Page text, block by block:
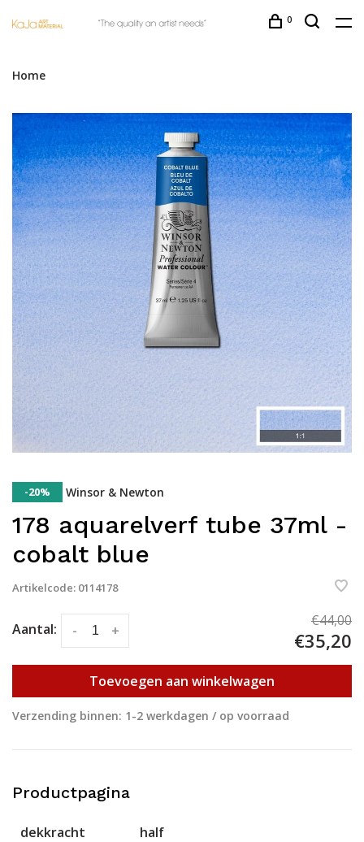
0
Home
-20% Winsor & Newton
178 aquarelverf tube 37ml -
cobalt blue
Artikelcode: 0114178
Aantal: +
-
€44,00
€35,20
Toevoegen aan winkelwagen
Verzending binnen: 1-2 werkdagen / op voorraad
Productpagina
dekkracht
half